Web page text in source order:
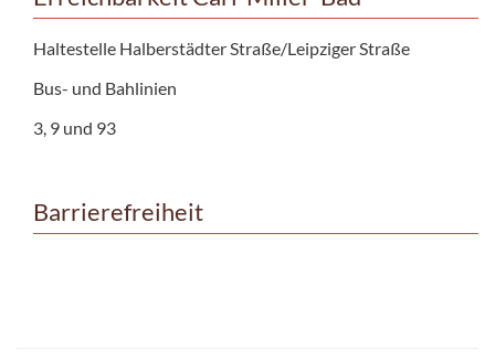
Haltestelle Halberstädter Straße/Leipziger Straße
Bus- und Bahlinien
3, 9 und 93
Barrierefreiheit